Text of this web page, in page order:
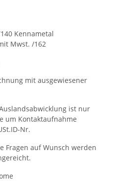
Kennametal
Mwst. /162
mit ausgewiesener
ist nur
um Kontaktaufnahme
Nr.
Fragen auf Wunsch werden